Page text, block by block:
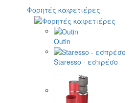
Φορητές καφετιέρες
Outin
Staresso - εσπρέσο